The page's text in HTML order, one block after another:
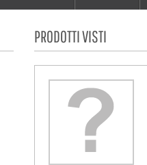
Elementi -
PRODOTTI VISTI